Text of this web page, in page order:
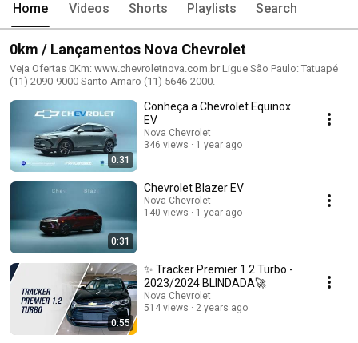
Home Videos Shorts Playlists Search
0km / Lançamentos Nova Chevrolet
Veja Ofertas 0Km: www.chevroletnova.com.br Ligue São Paulo: Tatuapé
(11) 2090-9000 Santo Amaro (11) 5646-2000.
0:31
Conheça a Chevrolet Equinox
EV
Nova Chevrolet
346 views
1 year ago
0:31
Chevrolet Blazer EV
Nova Chevrolet
140 views
1 year ago
0:55
✨ Tracker Premier 1.2 Turbo -
2023/2024 BLINDADA🚀
Nova Chevrolet
514 views
2 years ago